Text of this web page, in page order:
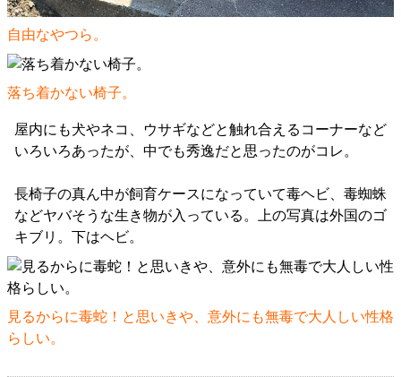
自由なやつら。
落ち着かない椅子。
屋内にも犬やネコ、ウサギなどと触れ合えるコーナーなど
いろいろあったが、中でも秀逸だと思ったのがコレ。
長椅子の真ん中が飼育ケースになっていて毒ヘビ、毒蜘蛛
などヤバそうな生き物が入っている。上の写真は外国のゴ
キブリ。下はヘビ。
見るからに毒蛇！と思いきや、意外にも無毒で大人しい性格
らしい。